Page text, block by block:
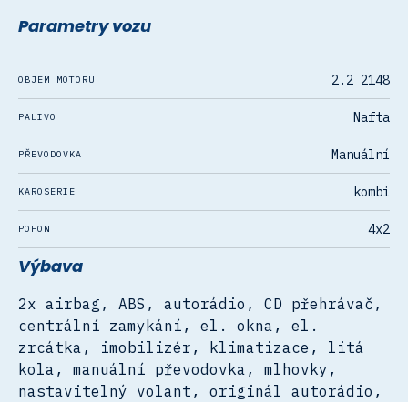
Parametry vozu
OBJEM MOTORU 2.2 2148
PALIVO Nafta
PŘEVODOVKA Manuální
KAROSERIE kombi
POHON 4x2
Výbava
2x airbag, ABS, autorádio, CD přehrávač,
centrální zamykání, el. okna, el.
zrcátka, imobilizér, klimatizace, litá
kola, manuální převodovka, mlhovky,
nastavitelný volant, originál autorádio,